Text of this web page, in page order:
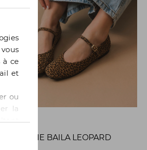
à ce
et
ou
la
BALLERINE BAILA LEOPARD